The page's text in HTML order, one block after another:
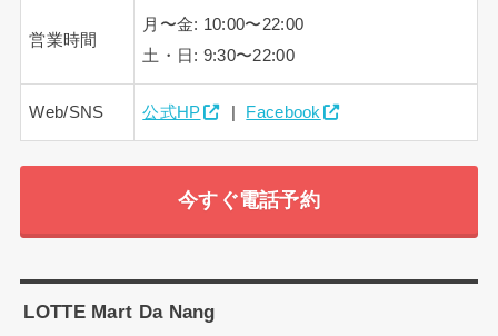
営業時間
月〜金: 10:00〜22:00
土・日: 9:30〜22:00
Web/SNS 公式HP Facebook
今すぐ電話予約
LOTTE Mart Da Nang